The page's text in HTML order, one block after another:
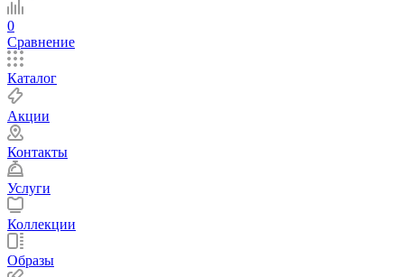
0
Сравнение
Каталог
Акции
Контакты
Услуги
Коллекции
Образы